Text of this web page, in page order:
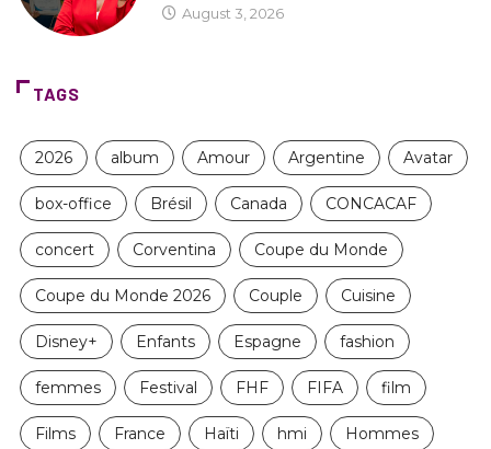
August 3, 2026
TAGS
2026 album Amour Argentine Avatar
box-office Brésil Canada CONCACAF
concert Corventina Coupe du Monde
Coupe du Monde 2026 Couple Cuisine
Disney+ Enfants Espagne fashion
femmes Festival FHF FIFA film
Films France Haïti hmi Hommes